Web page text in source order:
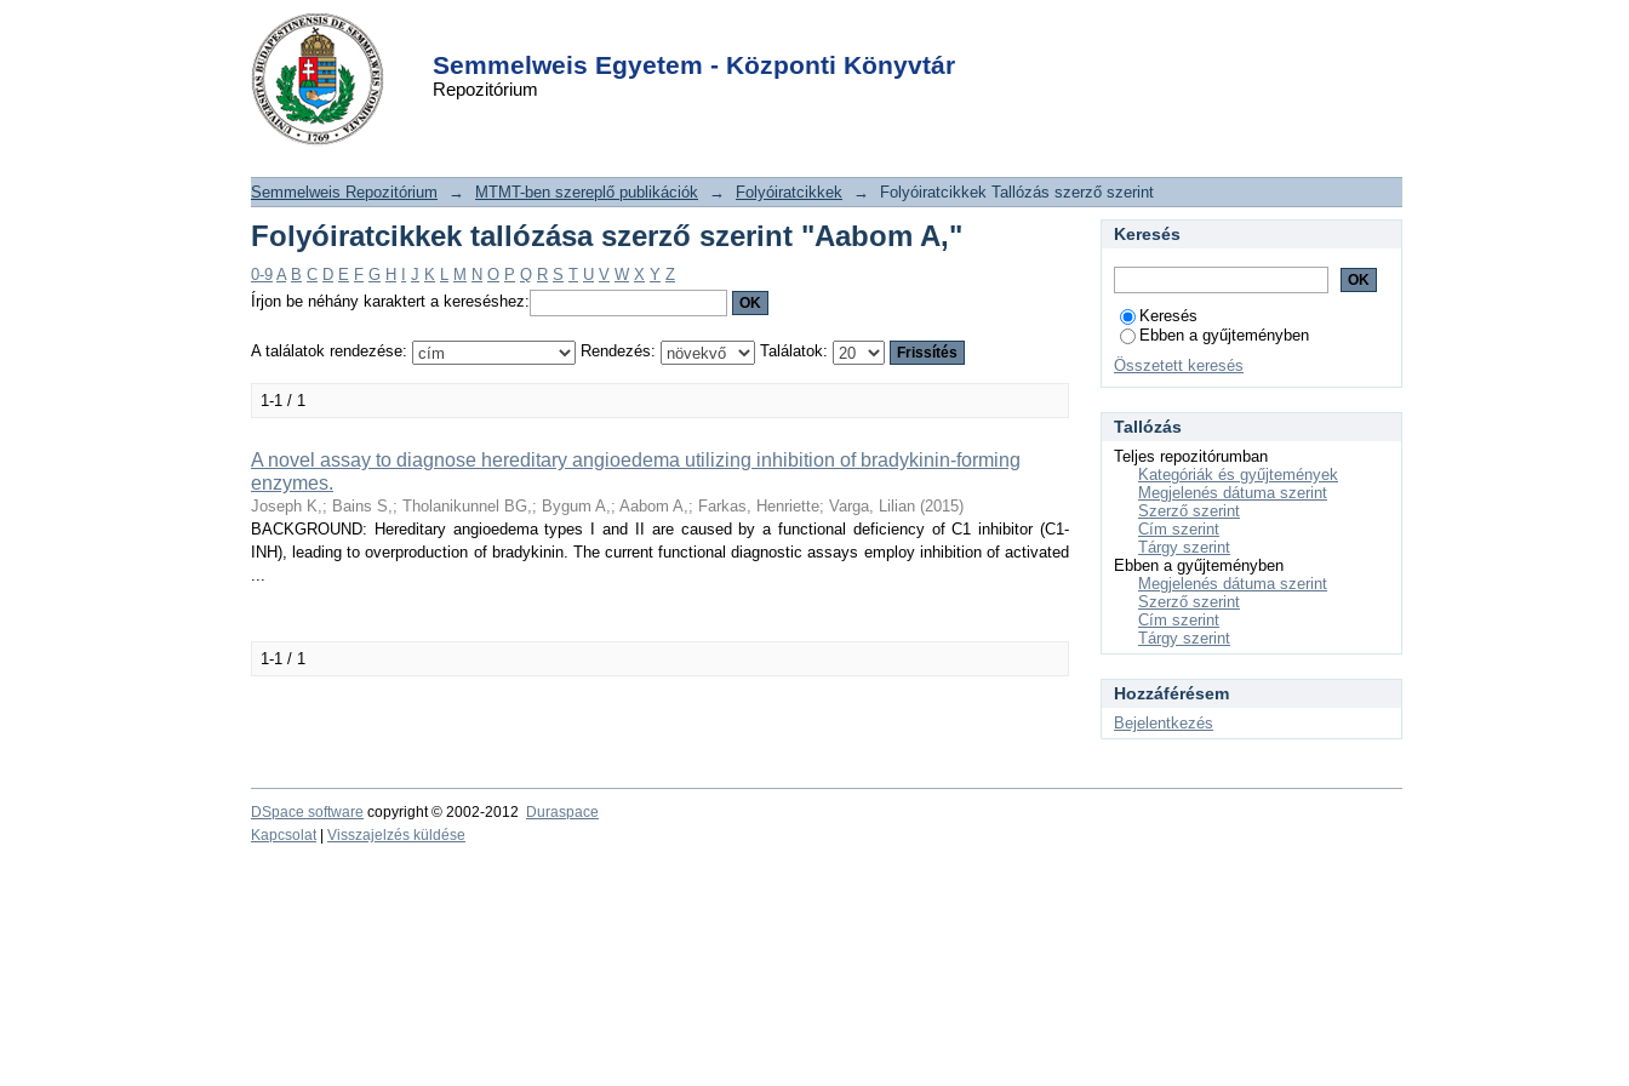
Semmelweis Egyetem - Központi Könyvtár
Repozitórium
Folyóiratcikkek tallózása szerző
szerint "Aabom A,"
DSpace/Manakin Repository
Semmelweis Repozitórium → MTMT-ben szereplő publikációk → Folyóiratcikkek → Folyóiratcikkek Tallózás szerző szerint
Folyóiratcikkek tallózása szerző szerint "Aabom A,"
0-9 A B C D E F G H J K L M N O P Q R S T U V W X Y Z
Írjon be néhány karaktert a kereséshez:
A találatok rendezése: Rendezés: Találatok:
1-1 / 1
A novel assay to diagnose hereditary angioedema utilizing inhibition of bradykinin-forming
enzymes.
Joseph K,; Bains S,; Tholanikunnel BG,; Bygum A,; Aabom A,; Farkas, Henriette; Varga, Lilian (2015)
BACKGROUND: Hereditary angioedema types I and II are caused by a functional deficiency of C1 inhibitor (C1-
INH), leading to overproduction of bradykinin. The current functional diagnostic assays employ inhibition of activated
...
1-1 / 1
Keresés
Keresés
Ebben a gyűjteményben
Összetett keresés
Tallózás
Teljes repozitórumban
Kategóriák és gyűjtemények
Megjelenés dátuma szerint
Szerző szerint
Cím szerint
Tárgy szerint
Ebben a gyűjteményben
Megjelenés dátuma szerint
Szerző szerint
Cím szerint
Tárgy szerint
Hozzáférésem
Bejelentkezés
DSpace software copyright © 2002-2012
Duraspace
Kapcsolat| Visszajelzés küldése